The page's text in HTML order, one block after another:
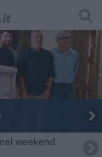
weekend